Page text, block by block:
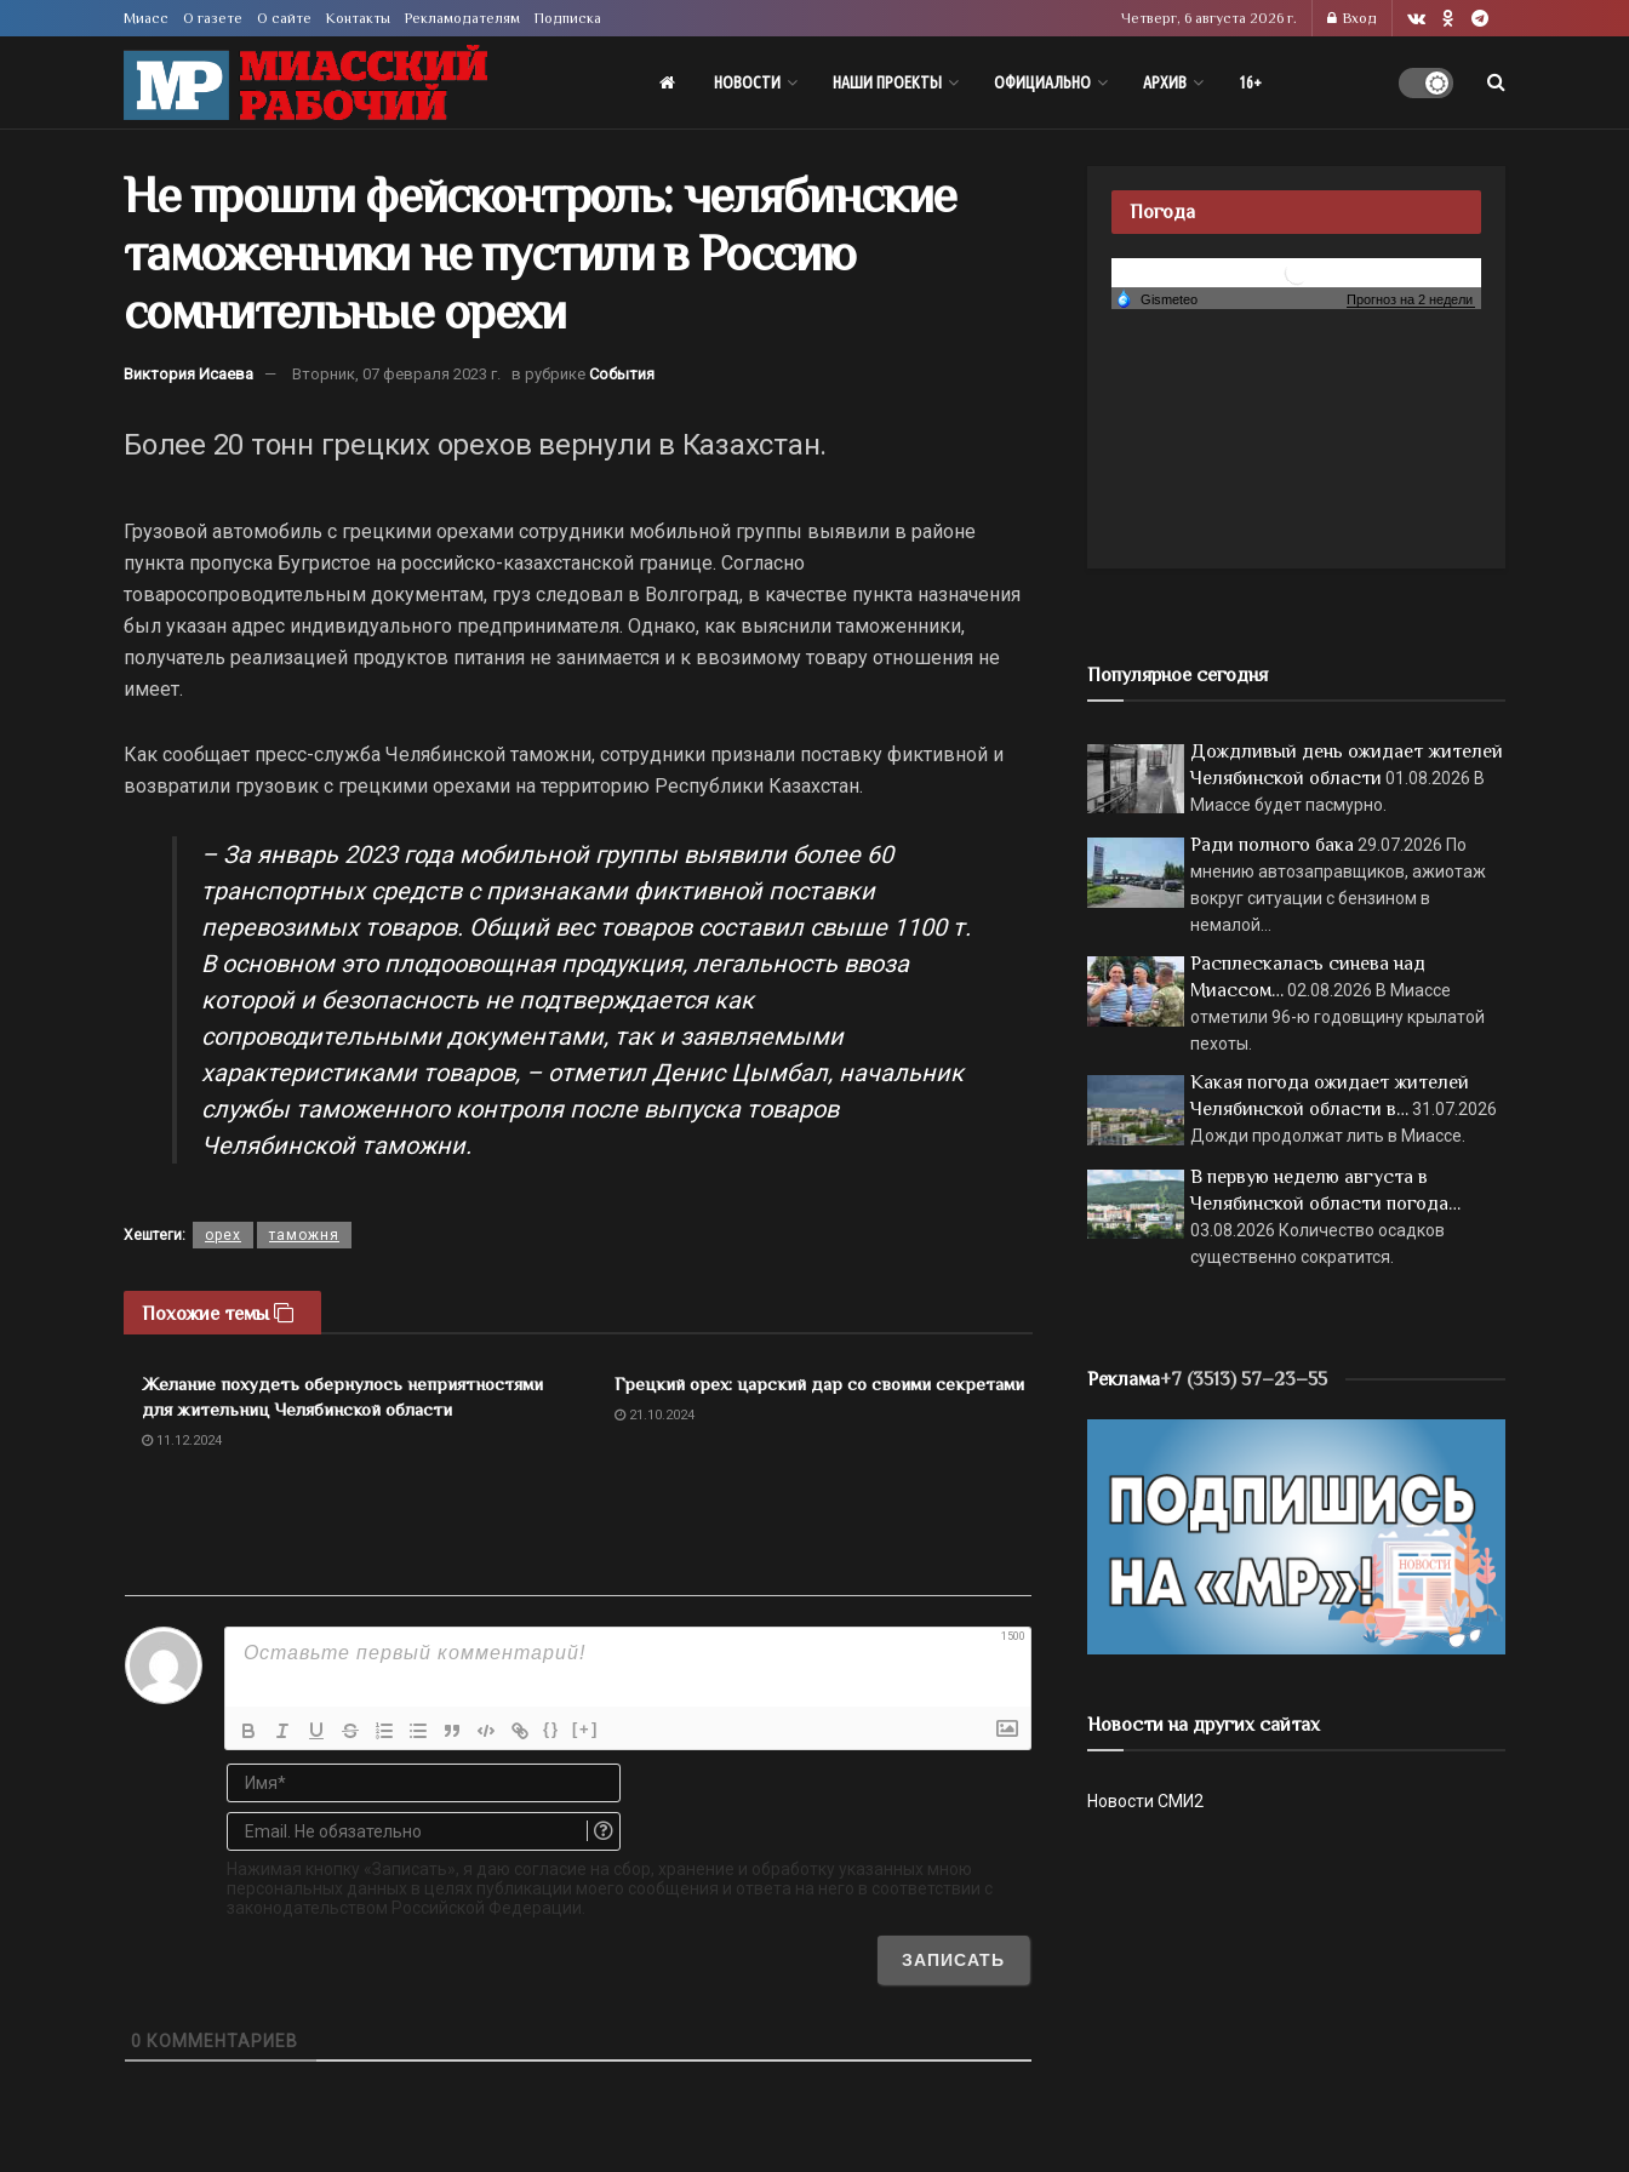
Миасс О газете О сайте Контакты Рекламодателям Подписка Четверг, 6 августа 2026 г. Вход
НОВОСТИ НАШИ ПРОЕКТЫ ОФИЦИАЛЬНО АРХИВ 16+
Не прошли фейсконтроль: челябинские
таможенники не пустили в Россию
сомнительные орехи
Виктория Исаева Вторник, 07 февраля 2023 г. в рубрике События
Более 20 тонн грецких орехов вернули в Казахстан.
Грузовой автомобиль с грецкими орехами сотрудники мобильной группы выявили в районе
пункта пропуска Бугристое на российско-казахстанской границе. Согласно
товаросопроводительным документам, груз следовал в Волгоград, в качестве пункта назначения
был указан адрес индивидуального предпринимателя. Однако, как выяснили таможенники,
получатель реализацией продуктов питания не занимается и к ввозимому товару отношения не
имеет.
Как сообщает пресс-служба Челябинской таможни, сотрудники признали поставку фиктивной и
возвратили грузовик с грецкими орехами на территорию Республики Казахстан.
– За январь 2023 года мобильной группы выявили более 60
транспортных средств с признаками фиктивной поставки
перевозимых товаров. Общий вес товаров составил свыше 1100 т.
В основном это плодоовощная продукция, легальность ввоза
которой и безопасность не подтверждается как
сопроводительными документами, так и заявляемыми
характеристиками товаров, – отметил Денис Цымбал, начальник
службы таможенного контроля после выпуска товаров
Челябинской таможни.
Хештеги: орех таможня
Похожие темы
Желание похудеть обернулось неприятностями
для жительниц Челябинской области
11.12.2024
Грецкий орех: царский дар со своими секретами
21.10.2024
1500
{} [+]
Имя*
Email.
обязательно
Нажимая кнопку «Записать», я даю согласие на сбор, хранение и обработку указанных мною
персональных данных в целях публикации моего сообщения и ответа на него в соответствии с
законодательством Российской Федерации.
0 КОММЕНТАРИЕВ
Погода
Популярное сегодня
Дождливый день ожидает жителей
Челябинской области 01.08.2026 В
Миассе будет пасмурно.
Ради полного бака 29.07.2026 По
мнению автозаправщиков, ажиотаж
вокруг ситуации с бензином в
немалой…
Расплескалась синева над
Миассом…02.08.2026 В Миассе
отметили 96-ю годовщину крылатой
пехоты.
Какая погода ожидает жителей
Челябинской области в…31.07.2026
Дожди продолжат лить в Миассе.
В первую неделю августа в
Челябинской области погода…
03.08.2026 Количество осадков
существенно сократится.
Реклама+7 (3513) 57–23–55
Новости на других сайтах
Новости СМИ2